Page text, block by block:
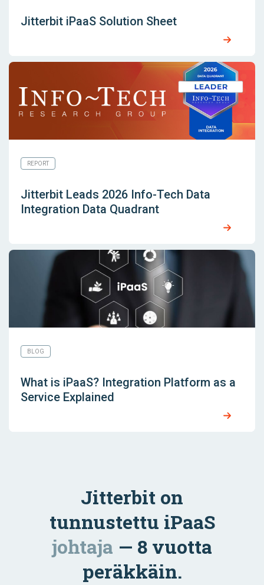
Jitterbit iPaaS Solution Sheet
REPORT
Jitterbit Leads 2026 Info-Tech Data
Integration Data Quadrant
BLOG
What is iPaaS? Integration Platform as a
Service Explained
Jitterbit on
tunnustettu iPaaS
johtaja — 8 vuotta
peräkkäin.